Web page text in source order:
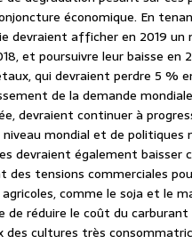
économique. En
devraient afficher en 2019
et poursuivre leur baisse
qui devraient perdre 5 %
de la demande
devraient continuer à
mondial et de
devraient également
des tensions commerciales
comme le soja et le
de réduire le coût du
cultures très